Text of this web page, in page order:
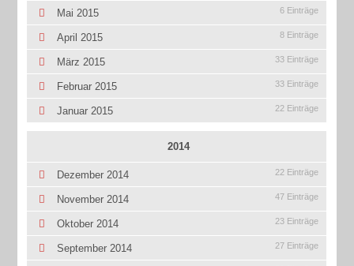
Mai 2015 6 Einträge
April 2015 8 Einträge
März 2015 33 Einträge
Februar 2015 33 Einträge
Januar 2015 22 Einträge
2014
Dezember 2014 22 Einträge
November 2014 47 Einträge
Oktober 2014 23 Einträge
September 2014 27 Einträge